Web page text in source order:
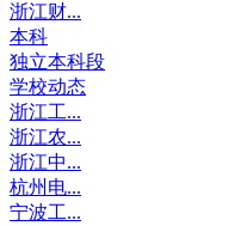
浙江财...
本科
独立本科段
学校动态
浙江工...
浙江农...
浙江中...
杭州电...
宁波工...